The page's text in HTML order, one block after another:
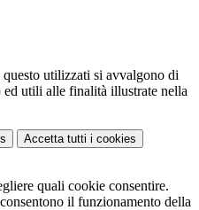
utilizzati si avvalgono di
ed utili alle finalità illustrate nella
Accetta tutti i cookies
quali cookie consentire.
il funzionamento della